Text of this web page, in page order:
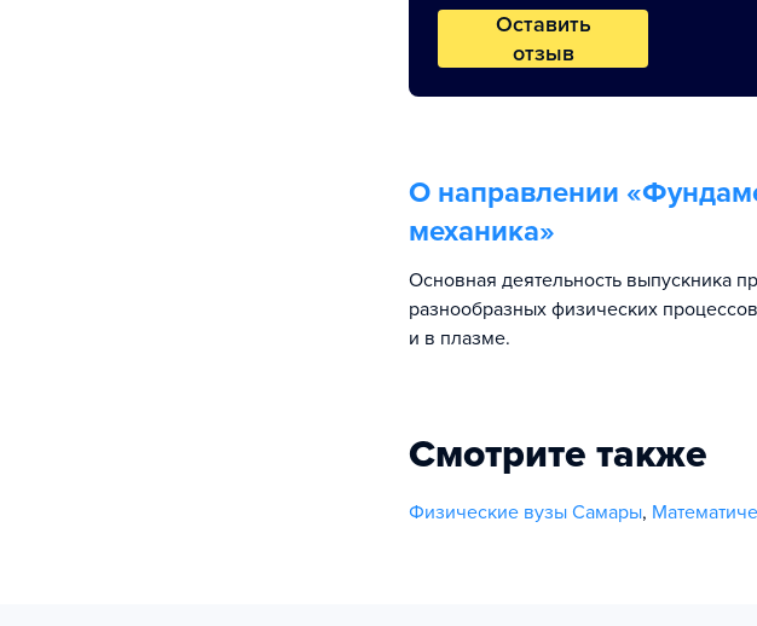
Оставить
отзыв
О направлении «
механика»
Основная деятельность выпускника
разнообразных физических
и в плазме.
Смотрите также
Физические вузы Самары,